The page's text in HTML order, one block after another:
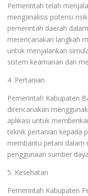
Pemerintah telah
menganalisis potensi
pemerintah daerah
merencanakan langkah
untuk menjalankan
sistem keamanan dan
4. Pertanian
Pemerintah Kabupaten
direncanakan
aplikasi untuk
teknik pertanian kepada
membantu petani dalam
penggunaan sumber
5. Kesehatan
Pemerintah Kabupaten